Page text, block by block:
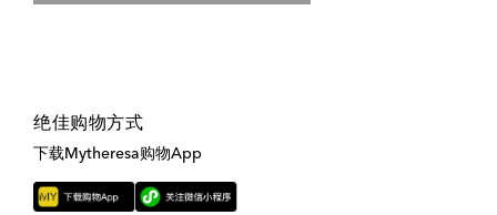
绝佳购物方式
下载Mytheresa购物App